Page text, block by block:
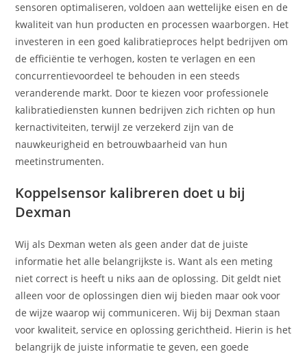
sensoren optimaliseren, voldoen aan wettelijke eisen en de
kwaliteit van hun producten en processen waarborgen. Het
investeren in een goed kalibratieproces helpt bedrijven om
de efficiëntie te verhogen, kosten te verlagen en een
concurrentievoordeel te behouden in een steeds
veranderende markt. Door te kiezen voor professionele
kalibratiediensten kunnen bedrijven zich richten op hun
kernactiviteiten, terwijl ze verzekerd zijn van de
nauwkeurigheid en betrouwbaarheid van hun
meetinstrumenten.
Koppelsensor kalibreren doet u bij
Dexman
Wij als Dexman weten als geen ander dat de juiste
informatie het alle belangrijkste is. Want als een meting
niet correct is heeft u niks aan de oplossing. Dit geldt niet
alleen voor de oplossingen dien wij bieden maar ook voor
de wijze waarop wij communiceren. Wij bij Dexman staan
voor kwaliteit, service en oplossing gerichtheid. Hierin is het
belangrijk de juiste informatie te geven, een goede